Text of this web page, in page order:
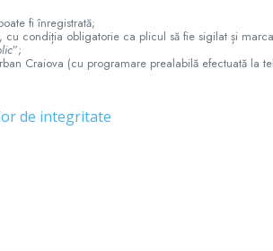
fi înregistrată;
cu condiția obligatorie ca plicul să fie sigilat și
”;
Craiova (cu programare prealabilă efectuată la
de integritate